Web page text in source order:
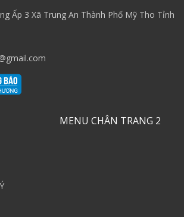
Ấp 3 Xã Trung An Thành Phố Mỹ Tho Tỉnh
MENU CHÂN TRANG 2